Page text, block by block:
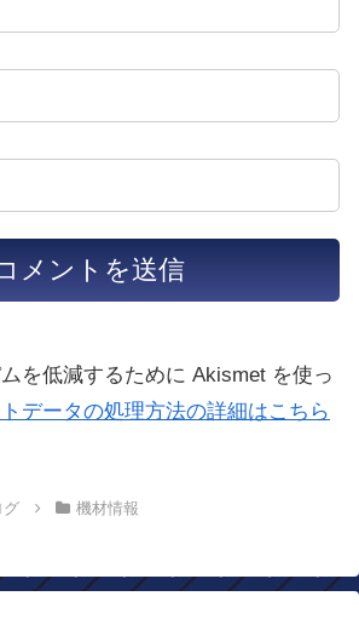
を低減するために Akismet を使っ
データの処理方法の詳細はこちら
グ 機材情報